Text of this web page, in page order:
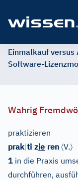
Einmalkauf
Software-
Wahrig
praktizieren
prak|ti|zie|ren 〈V.〉
1 in die Praxis
durchführen,